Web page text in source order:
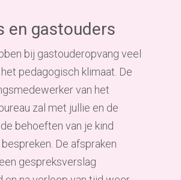
en gastouders
bij gastouderopvang veel
pedagogisch klimaat. De
van het
zal met jullie en de
behoeften van je kind
De afspraken
gespreksverslag